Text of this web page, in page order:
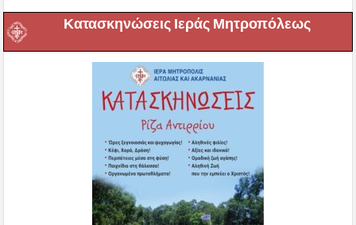
Κατασκηνώσεις Ιεράς Μητροπόλεως